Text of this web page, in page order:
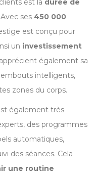
est la durée de
Avec ses 450 000
est conçu pour
un investissement
également sa
embouts intelligents,
zones du corps.
également très
des programmes
automatiques,
des séances. Cela
une routine